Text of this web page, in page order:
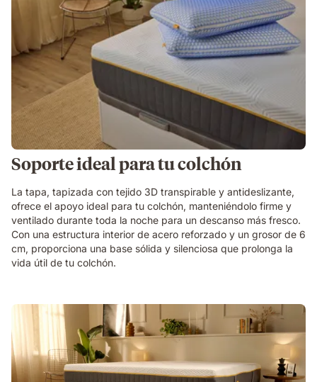
Soporte ideal para tu colchón
La tapa, tapizada con tejido 3D transpirable y antideslizante,
ofrece el apoyo ideal para tu colchón, manteniéndolo firme y
ventilado durante toda la noche para un descanso más fresco.
Con una estructura interior de acero reforzado y un grosor de 6
cm, proporciona una base sólida y silenciosa que prolonga la
vida útil de tu colchón.